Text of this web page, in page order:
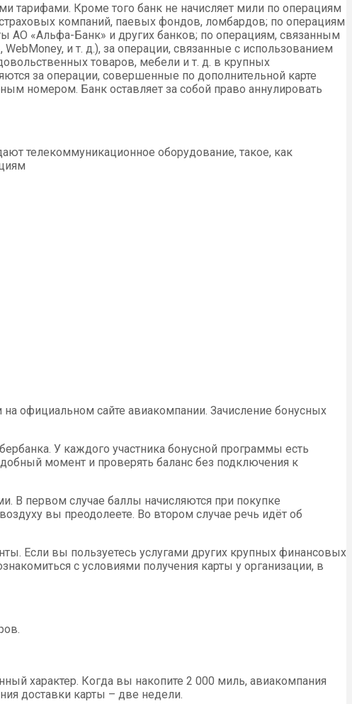
тарифами. Кроме того банк не начисляет мили по операциям
компаний, паевых фондов, ломбардов; по операциям
АО «Альфа-Банк» и других банков; по операциям, связанным
и т. д.), за операции, связанные с использованием
товаров, мебели и т. д. в крупных
за операции, совершенные по дополнительной карте
номером. Банк оставляет за собой право аннулировать
телекоммуникационное оборудование, такое, как
официальном сайте авиакомпании. Зачисление бонусных
У каждого участника бонусной программы есть
момент и проверять баланс без подключения к
В первом случае баллы начисляются при покупке
вы преодолеете. Во втором случае речь идёт об
Если вы пользуетесь услугами других крупных финансовых
с условиями получения карты у организации, в
характер. Когда вы накопите 2 000 миль, авиакомпания
доставки карты – две недели.